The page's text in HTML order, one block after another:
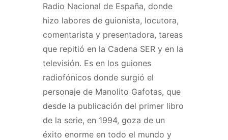
Radio Nacional de España, donde
hizo labores de guionista, locutora,
comentarista y presentadora, tareas
que repitió en la Cadena SER y en la
televisión. Es en los guiones
radiofónicos donde surgió el
personaje de Manolito Gafotas, que
desde la publicación del primer libro
de la serie, en 1994, goza de un
éxito enorme en todo el mundo y